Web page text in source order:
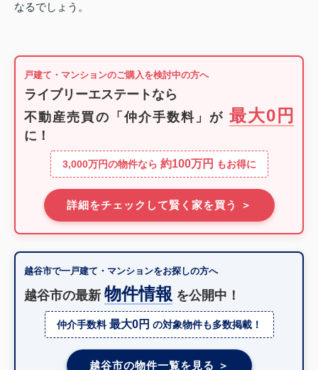
なるでしょう。
戸建て・マンションのご購入を検討中の方へ
ライブリーエステートなら
不動産売買の「仲介手数料」が 最大0円
に！
3,000万円の物件なら 約100万円 もお得に
詳細をチェックして賢く家を買う ＞
越谷市で一戸建て・マンションをお探しの方へ
越谷市の最新 物件情報 を公開中！
仲介手数料最大0円 の対象物件も多数掲載！
越谷市の物件一覧を見る ＞